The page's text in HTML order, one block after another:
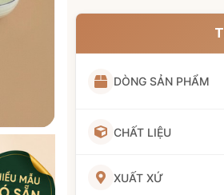
DÒNG SẢN PHẨM
CHẤT LIỆU
XUẤT XỨ